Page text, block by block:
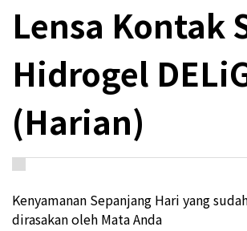
Lensa Kontak
Hidrogel
(Harian)
Kenyamanan Sepanjang Hari yang
dirasakan oleh Mata Anda